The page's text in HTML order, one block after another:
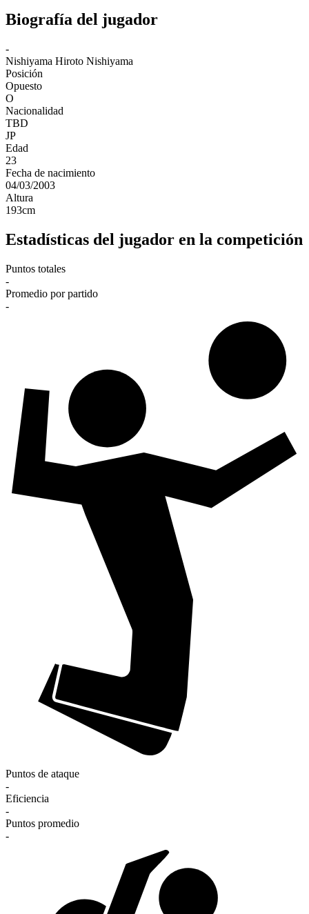
Biografía del jugador
-
Nishiyama Hiroto Nishiyama
Posición
Opuesto
O
Nacionalidad
TBD
JP
Edad
23
Fecha de nacimiento
04/03/2003
Altura
193cm
Estadísticas del jugador en la competición
Puntos totales
-
Promedio por partido
-
Puntos de ataque
-
Eficiencia
-
Puntos promedio
-